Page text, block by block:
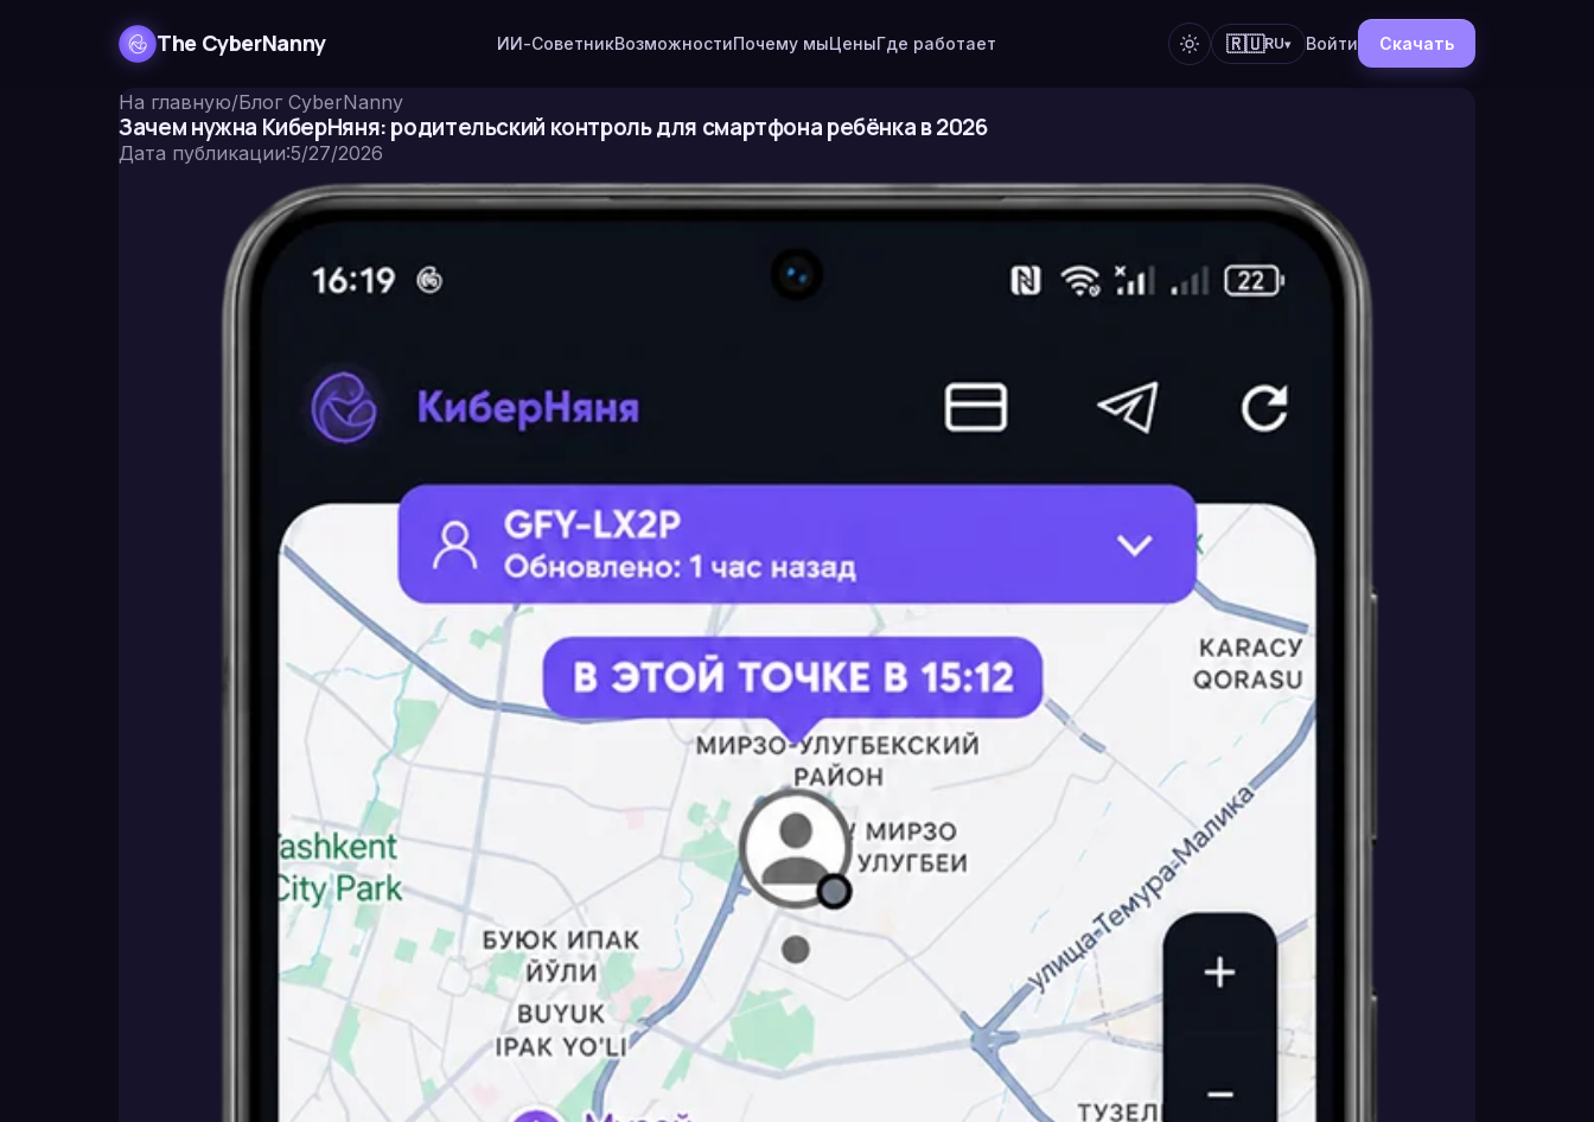
The CyberNanny ИИ-СоветникВозможностиПочему мыЦеныГде работает 🇷🇺RU▾ Войти Скачать
На главную/Блог CyberNanny
Зачем нужна КиберНяня: родительский контроль для смартфона ребёнка в 2026
Дата публикации:5/27/2026